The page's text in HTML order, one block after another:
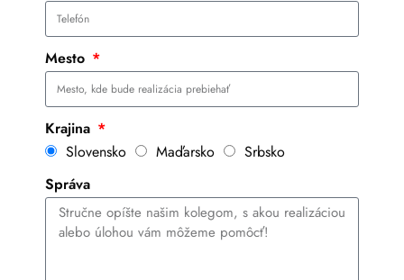
Mesto
Krajina
Slovensko
Maďarsko
Srbsko
Správa